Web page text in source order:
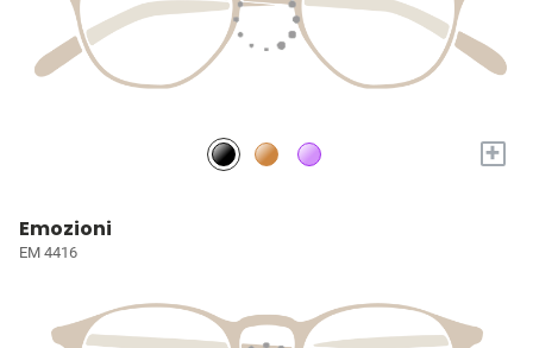
+
Emozioni
EM 4416